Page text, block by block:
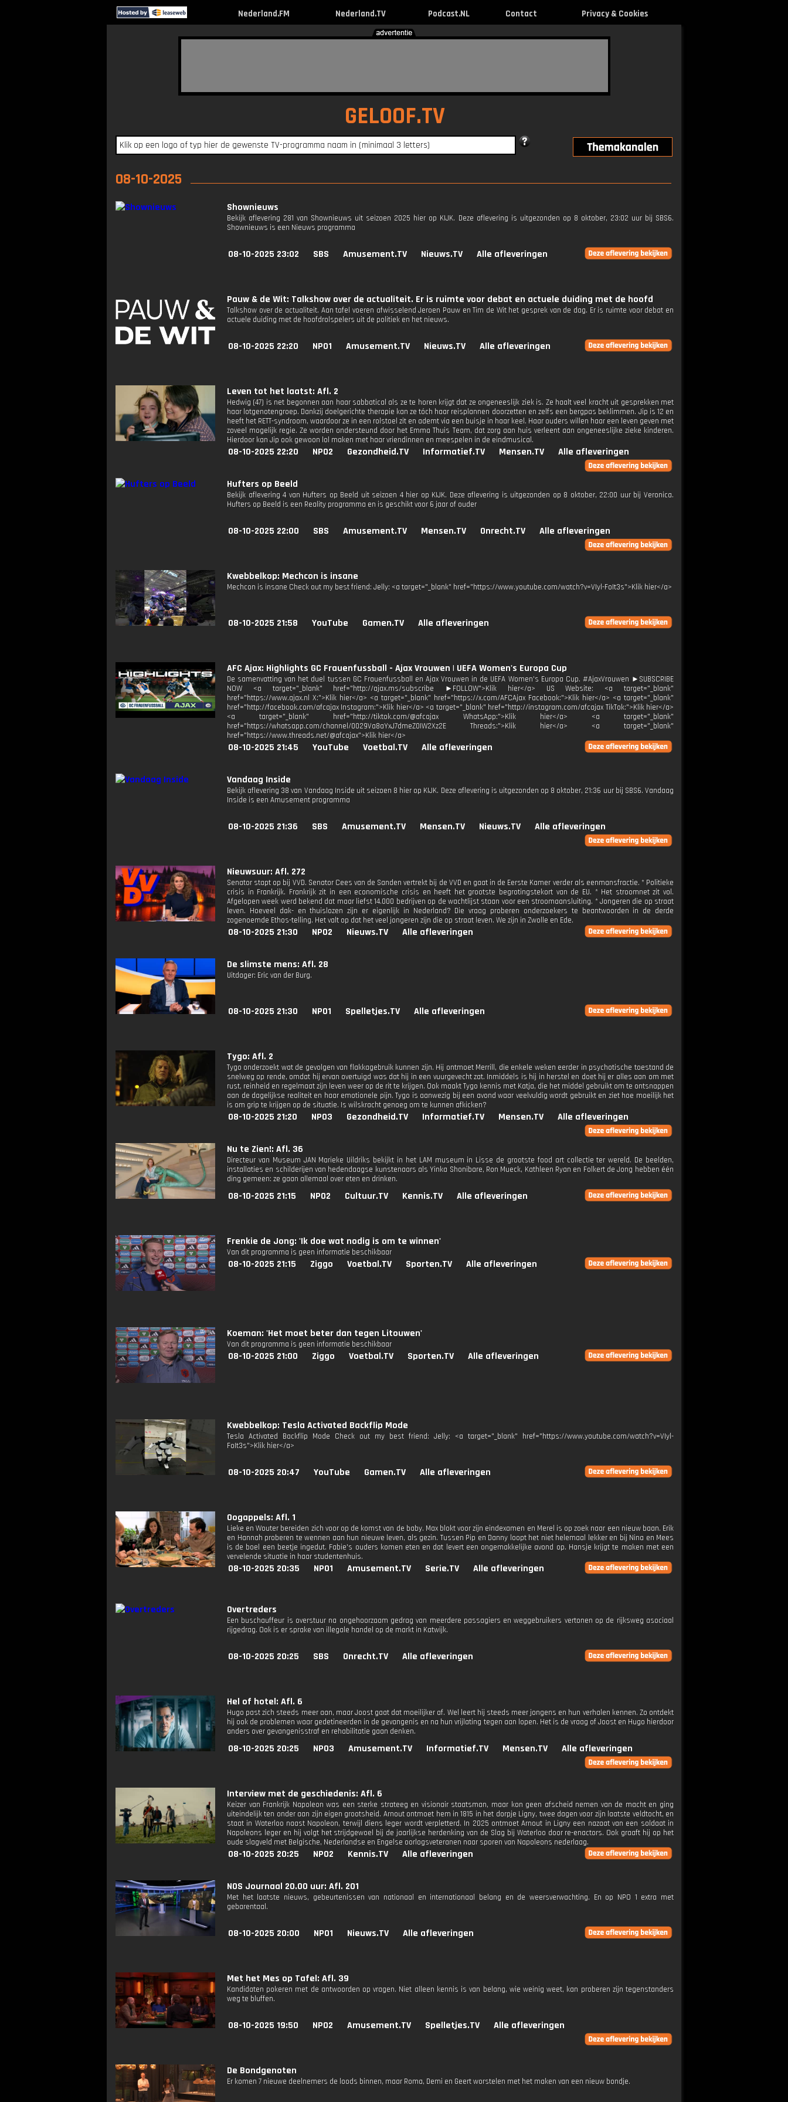
Nederland.FM Nederland.TV Podcast.NL Contact Privacy & Cookies
GELOOF.TV
08-10-2025
Shownieuws
Bekijk aflevering 281 van Shownieuws uit seizoen 2025 hier op KIJK. Deze aflevering is uitgezonden op 8 oktober, 23:02 uur bij SBS6.
Shownieuws is een Nieuws programma
08-10-2025 23:02 SBS Amusement.TV Nieuws.TV Alle afleveringen
Pauw & de Wit: Talkshow over de actualiteit. Er is ruimte voor debat en actuele duiding met de hoofd
Talkshow over de actualiteit. Aan tafel voeren afwisselend Jeroen Pauw en Tim de Wit het gesprek van de dag. Er is ruimte voor debat en
actuele duiding met de hoofdrolspelers uit de politiek en het nieuws.
08-10-2025 22:20 NPO1 Amusement.TV Nieuws.TV Alle afleveringen
Leven tot het laatst: Afl. 2
Hedwig (47) is net begonnen aan haar sabbatical als ze te horen krijgt dat ze ongeneeslijk ziek is. Ze haalt veel kracht uit gesprekken met
haar lotgenotengroep. Dankzij doelgerichte therapie kan ze tóch haar reisplannen doorzetten en zelfs een bergpas beklimmen. Jip is 12 en
heeft het RETT-syndroom, waardoor ze in een rolstoel zit en ademt via een buisje in haar keel. Haar ouders willen haar een leven geven met
zoveel mogelijk regie. Ze worden ondersteund door het Emma Thuis Team, dat zorg aan huis verleent aan ongeneeslijke zieke kinderen.
Hierdoor kan Jip ook gewoon lol maken met haar vriendinnen en meespelen in de eindmusical.
08-10-2025 22:20 NPO2 Gezondheid.TV Informatief.TV Mensen.TV Alle afleveringen
Hufters op Beeld
Bekijk aflevering 4 van Hufters op Beeld uit seizoen 4 hier op KIJK. Deze aflevering is uitgezonden op 8 oktober, 22:00 uur bij Veronica.
Hufters op Beeld is een Reality programma en is geschikt voor 6 jaar of ouder
08-10-2025 22:00 SBS Amusement.TV Mensen.TV Onrecht.TV Alle afleveringen
Kwebbelkop: Mechcon is insane
Mechcon is insane Check out my best friend: Jelly: <a target="_blank" href="https://www.youtube.com/watch?v=VIyl-FoIt3s">Klik hier</a>
08-10-2025 21:58 YouTube Gamen.TV Alle afleveringen
AFC Ajax: Highlights GC Frauenfussball - Ajax Vrouwen | UEFA Women's Europa Cup
De samenvatting van het duel tussen GC Frauenfussball en Ajax Vrouwen in de UEFA Women's Europa Cup. #AjaxVrouwen ►SUBSCRIBE
NOW <a target="_blank" href="http://ajax.ms/subscribe ►FOLLOW">Klik hier</a> US Website: <a target="_blank"
href="https://www.ajax.nl X:">Klik hier</a> <a target="_blank" href="https://x.com/AFCAjax Facebook:">Klik hier</a> <a target="_blank"
href="http://facebook.com/afcajax Instagram:">Klik hier</a> <a target="_blank" href="http://instagram.com/afcajax TikTok:">Klik hier</a>
<a target="_blank" href="http://tiktok.com/@afcajax WhatsApp:">Klik hier</a> <a target="_blank"
href="https://whatsapp.com/channel/0029Va8aYxJ7dmeZ0IW2Xz2E Threads:">Klik hier</a> <a target="_blank"
href="https://www.threads.net/@afcajax">Klik hier</a>
08-10-2025 21:45 YouTube Voetbal.TV Alle afleveringen
Vandaag Inside
Bekijk aflevering 38 van Vandaag Inside uit seizoen 8 hier op KIJK. Deze aflevering is uitgezonden op 8 oktober, 21:36 uur bij SBS6. Vandaag
Inside is een Amusement programma
08-10-2025 21:36 SBS Amusement.TV Mensen.TV Nieuws.TV Alle afleveringen
Nieuwsuur: Afl. 272
Senator stapt op bij VVD. Senator Cees van de Sanden vertrekt bij de VVD en gaat in de Eerste Kamer verder als eenmansfractie. * Politieke
crisis in Frankrijk. Frankrijk zit in een economische crisis en heeft het grootste begrotingstekort van de EU. * Het stroomnet zit vol.
Afgelopen week werd bekend dat maar liefst 14.000 bedrijven op de wachtlijst staan voor een stroomaansluiting. * Jongeren die op straat
leven. Hoeveel dak- en thuislozen zijn er eigenlijk in Nederland? Die vraag proberen onderzoekers te beantwoorden in de derde
zogenoemde Ethos-telling. Het valt op dat het veel jongeren zijn die op straat leven. We zijn in Zwolle en Ede.
08-10-2025 21:30 NPO2 Nieuws.TV Alle afleveringen
De slimste mens: Afl. 28
Uitdager: Eric van der Burg.
08-10-2025 21:30 NPO1 Spelletjes.TV Alle afleveringen
Tygo: Afl. 2
Tygo onderzoekt wat de gevolgen van flakkagebruik kunnen zijn. Hij ontmoet Merrill, die enkele weken eerder in psychotische toestand de
snelweg op rende, omdat hij ervan overtuigd was dat hij in een vuurgevecht zat. Inmiddels is hij in herstel en doet hij er alles aan om met
rust, reinheid en regelmaat zijn leven weer op de rit te krijgen. Ook maakt Tygo kennis met Katja, die het middel gebruikt om te ontsnappen
aan de dagelijkse realiteit en haar emotionele pijn. Tygo is aanwezig bij een avond waar veelvuldig wordt gebruikt en ziet hoe moeilijk het
is om grip te krijgen op de situatie. Is wilskracht genoeg om te kunnen afkicken?
08-10-2025 21:20 NPO3 Gezondheid.TV Informatief.TV Mensen.TV Alle afleveringen
Nu te Zien!: Afl. 36
Directeur van Museum JAN Marieke Uildriks bekijkt in het LAM museum in Lisse de grootste food art collectie ter wereld. De beelden,
installaties en schilderijen van hedendaagse kunstenaars als Yinka Shonibare, Ron Mueck, Kathleen Ryan en Folkert de Jong hebben één
ding gemeen: ze gaan allemaal over eten en drinken.
08-10-2025 21:15 NPO2 Cultuur.TV Kennis.TV Alle afleveringen
Frenkie de Jong: 'Ik doe wat nodig is om te winnen'
Van dit programma is geen informatie beschikbaar
08-10-2025 21:15 Ziggo Voetbal.TV Sporten.TV Alle afleveringen
Koeman: 'Het moet beter dan tegen Litouwen'
Van dit programma is geen informatie beschikbaar
08-10-2025 21:00 Ziggo Voetbal.TV Sporten.TV Alle afleveringen
Kwebbelkop: Tesla Activated Backflip Mode
Tesla Activated Backflip Mode Check out my best friend: Jelly: <a target="_blank" href="https://www.youtube.com/watch?v=VIyl-
FoIt3s">Klik hier</a>
08-10-2025 20:47 YouTube Gamen.TV Alle afleveringen
Oogappels: Afl. 1
Lieke en Wouter bereiden zich voor op de komst van de baby. Max blokt voor zijn eindexamen en Merel is op zoek naar een nieuw baan. Erik
en Hannah proberen te wennen aan hun nieuwe leven, als gezin. Tussen Pip en Danny loopt het niet helemaal lekker en bij Nina en Mees
is de boel een beetje ingedut. Fabie's ouders komen eten en dat levert een ongemakkelijke avond op. Hansje krijgt te maken met een
vervelende situatie in haar studentenhuis.
08-10-2025 20:35 NPO1 Amusement.TV Serie.TV Alle afleveringen
Overtreders
Een buschauffeur is overstuur na ongehoorzaam gedrag van meerdere passagiers en weggebruikers vertonen op de rijksweg asociaal
rijgedrag. Ook is er sprake van illegale handel op de markt in Katwijk.
08-10-2025 20:25 SBS Onrecht.TV Alle afleveringen
Hel of hotel: Afl. 6
Hugo past zich steeds meer aan, maar Joost gaat dat moeilijker af. Wel leert hij steeds meer jongens en hun verhalen kennen. Zo ontdekt
hij ook de problemen waar gedetineerden in de gevangenis en na hun vrijlating tegen aan lopen. Het is de vraag of Joost en Hugo hierdoor
anders over gevangenisstraf en rehabilitatie gaan denken.
08-10-2025 20:25 NPO3 Amusement.TV Informatief.TV Mensen.TV Alle afleveringen
Interview met de geschiedenis: Afl. 6
Keizer van Frankrijk Napoleon was een sterke strateeg en visionair staatsman, maar kon geen afscheid nemen van de macht en ging
uiteindelijk ten onder aan zijn eigen grootsheid. Arnout ontmoet hem in 1815 in het dorpje Ligny, twee dagen voor zijn laatste veldtocht, en
staat in Waterloo naast Napoleon, terwijl diens leger wordt verpletterd. In 2025 ontmoet Arnout in Ligny een nazaat van een soldaat in
Napoleons leger en hij volgt het strijdgewoel bij de jaarlijkse herdenking van de Slag bij Waterloo door re-enactors. Ook graaft hij op het
oude slagveld met Belgische, Nederlandse en Engelse oorlogsveteranen naar sporen van Napoleons nederlaag.
08-10-2025 20:25 NPO2 Kennis.TV Alle afleveringen
NOS Journaal 20.00 uur: Afl. 201
Met het laatste nieuws, gebeurtenissen van nationaal en internationaal belang en de weersverwachting. En op NPO 1 extra met
gebarentaal.
08-10-2025 20:00 NPO1 Nieuws.TV Alle afleveringen
Met het Mes op Tafel: Afl. 39
Kandidaten pokeren met de antwoorden op vragen. Niet alleen kennis is van belang, wie weinig weet, kan proberen zijn tegenstanders
weg te bluffen.
08-10-2025 19:50 NPO2 Amusement.TV Spelletjes.TV Alle afleveringen
De Bondgenoten
Er komen 7 nieuwe deelnemers de loods binnen, maar Roma, Demi en Geert worstelen met het maken van een nieuw bondje.